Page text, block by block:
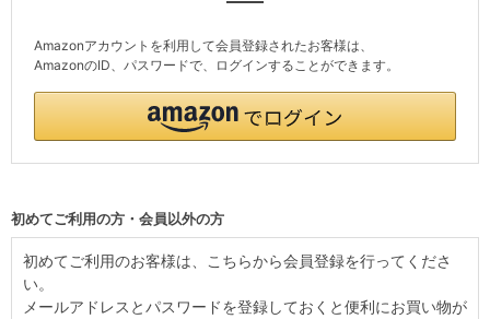
Amazonアカウントを利用して会員登録されたお客様は、
AmazonのID、パスワードで、ログインすることができます。
初めてご利用の方・会員以外の方
初めてご利用のお客様は、こちらから会員登録を行ってくださ
い。
メールアドレスとパスワードを登録しておくと便利にお買い物が